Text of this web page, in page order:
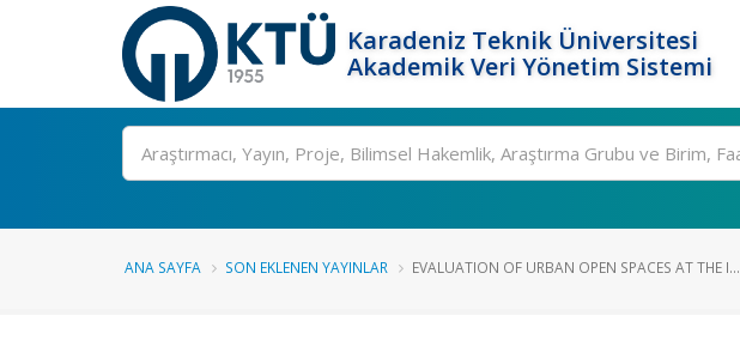
Karadeniz Teknik Üniversitesi
Akademik Veri Yönetim Sistemi
Ara
ANA SAYFA SON EKLENEN YAYINLAR EVALUATION OF URBAN OPEN SPACES AT THE I...